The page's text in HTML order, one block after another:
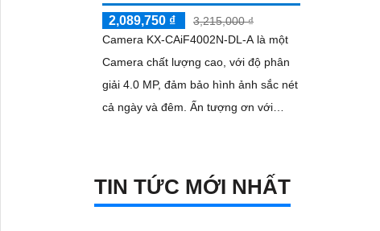
2,089,750 ₫
3,215,000 ₫
Camera KX-CAiF4002N-DL-A là một
Camera chất lượng cao, với độ phân
giải 4.0 MP, đảm bảo hình ảnh sắc nét
cả ngày và đêm. Ấn tượng ơn với
TIN TỨC MỚI NHẤT